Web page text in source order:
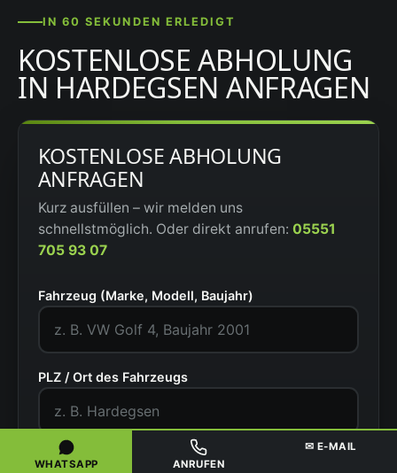
IN 60 SEKUNDEN ERLEDIGT
KOSTENLOSE ABHOLUNG
IN HARDEGSEN ANFRAGEN
KOSTENLOSE ABHOLUNG
ANFRAGEN
Kurz ausfüllen – wir melden uns
schnellstmöglich. Oder direkt anrufen: 05551
705 93 07
Fahrzeug (Marke, Modell, Baujahr)
PLZ / Ort des Fahrzeugs
Zustand
WHATSAPP ANRUFEN
✉ E-MAIL